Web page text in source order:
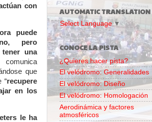
con
puede
pero
tener una
que
“recupere
en los
le ha
AUTOMATIC TRANSLATION
Select Language ▼
CONOCE LA PISTA
¿Quieres hacer pista?
El velódromo: Generalidades
El velódromo: Diseño
El velódromo: Homologación
Aerodinámica y factores
atmosféricos